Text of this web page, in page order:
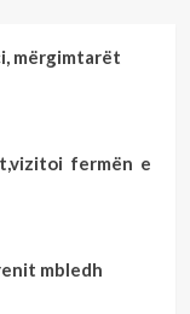
mërgimtarët
fermën e
mbledh